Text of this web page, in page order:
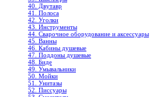
40. Двутавр
41. Полоса
42. Уголки
43. Инструменты
44. Сварочное оборудование и аксессуары
45. Ванны
46. Кабины душевые
47. Поддоны душевые
48. Биде
49. Умывальники
50. Мойки
51. Унитазы
52. Писсуары